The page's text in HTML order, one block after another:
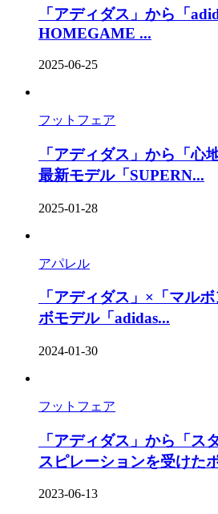
「アディダス」から「
HOMEGAME ...
2025-06-25
フットフェア
「アディダス」から「心
最新モデル「SUPERN...
2025-01-28
アパレル
「アディダス」×「マル
ボモデル「adidas...
2024-01-30
フットフェア
「アディダス」から「ス
スピレーションを受けた
2023-06-13